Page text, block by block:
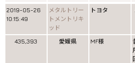
2019-05-26
10:15:49
メタルトリー
トメントリキ
ッド
トヨタ
435,393 愛媛県 MF様